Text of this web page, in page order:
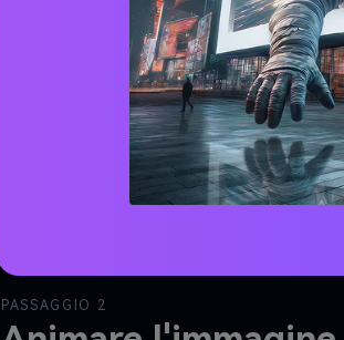
Giovane foto di riferimento
PASSAGGIO 2